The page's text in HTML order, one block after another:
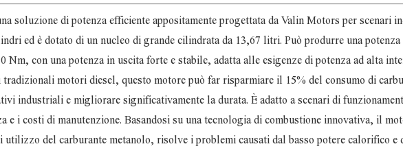
soluzione di potenza efficiente appositamente progettata da Valin Motors per scenari
ed è dotato di un nucleo di grande cilindrata da 13,67 litri. Può produrre una potenza
Nm, con una potenza in uscita forte e stabile, adatta alle esigenze di potenza ad alta
motori diesel, questo motore può far risparmiare il 15% del consumo di
industriali e migliorare significativamente la durata. È adatto a scenari di
e i costi di manutenzione. Basandosi su una tecnologia di combustione innovativa, il
del carburante metanolo, risolve i problemi causati dal basso potere calorifico e